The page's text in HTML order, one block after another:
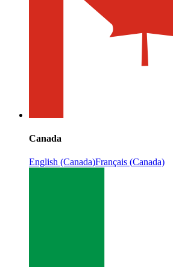
Canada
English (Canada)Français (Canada)